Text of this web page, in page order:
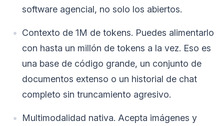
software agencial, no solo los abiertos.
Contexto de 1M de tokens. Puedes alimentarlo
con hasta un millón de tokens a la vez. Eso es
una base de código grande, un conjunto de
documentos extenso o un historial de chat
completo sin truncamiento agresivo.
Multimodalidad nativa. Acepta imágenes y